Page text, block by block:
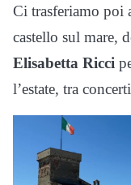
Ci trasferiamo poi
castello sul mare,
Elisabetta Ricci
l’estate, tra